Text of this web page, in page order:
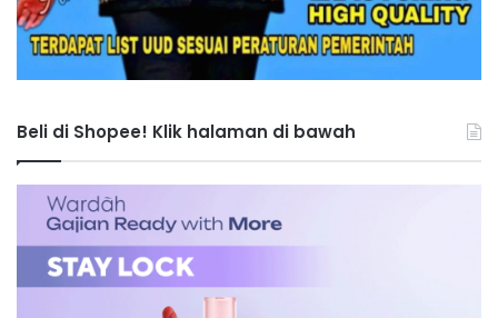
Beli di Shopee! Klik halaman di bawah